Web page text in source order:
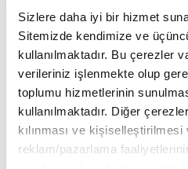
Sizlere daha iyi bir hizmet
Sitemizde kendimize ve
kullanılmaktadır. Bu çerezler
verileriniz işlenmekte olup
toplumu hizmetlerinin
kullanılmaktadır. Diğer
kılınması ve
reklam/pazarlama